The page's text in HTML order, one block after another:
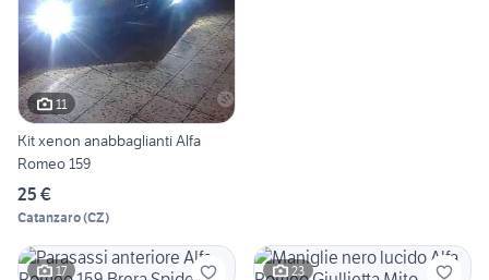
11
Kit xenon anabbaglianti Alfa
Romeo 159
25 €
Catanzaro(CZ)
17 23